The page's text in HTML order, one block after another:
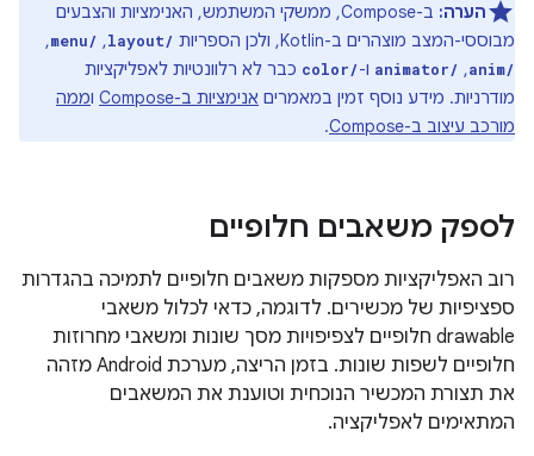
הערה:
ב-Compose, ממשקי המשתמש, האנימציות והצבעים
מבוססי-המצב מוצהרים ב-Kotlin, ולכן הספריות
layout/
,
menu/
,
anim/
,
animator/ ו-color/ כבר לא רלוונטיות לאפליקציות
מודרניות. מידע נוסף זמין במאמרים אנימציות ב-Compose וממה
מורכב עיצוב ב-Compose
.
לספק משאבים חלופיים
רוב האפליקציות מספקות משאבים חלופיים לתמיכה בהגדרות
ספציפיות של מכשירים. לדוגמה, כדאי לכלול משאבי
drawable חלופיים לצפיפויות מסך שונות ומשאבי מחרוזות
חלופיים לשפות שונות. בזמן הריצה, מערכת Android מזהה
את תצורת המכשיר הנוכחית וטוענת את המשאבים
המתאימים לאפליקציה.